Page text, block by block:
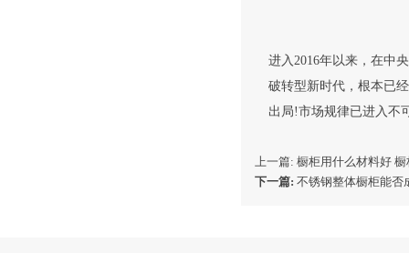
进入2016年以来，在中
破转型新时代，根本已
出局!市场规律已进入不
上一篇: 橱柜用什么材料好
下一篇: 不锈钢整体橱柜能否